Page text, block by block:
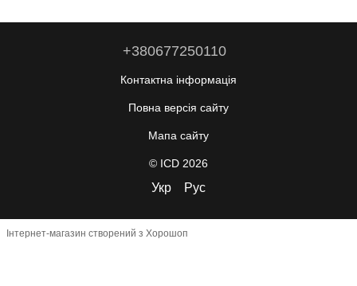
+380677250110
Контактна інформація
Повна версія сайту
Мапа сайту
© ICD 2026
Укр Рус
Інтернет-магазин створений з Хорошоп